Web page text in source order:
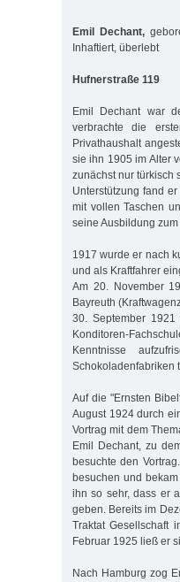
Emil Dechant,
Inhaftiert, überlebt
Hufnerstraße 119
Emil Dechant war
verbrachte die
Privathaushalt
sie ihn 1905 im Alter
zunächst nur türkisch
Unterstützung fand
mit vollen Taschen
seine Ausbildung
1917 wurde er nach
und als Kraftfahrer
Am 20. November
Bayreuth
30. September
Konditoren-
Kenntnisse
Schokoladenfabriken
Auf die "Ernsten
August 1924 durch
Vortrag mit dem
Emil Dechant, zu
besuchte den
besuchen und
ihn so sehr, dass er
geben. Bereits im
Traktat Gesellschaft
Februar 1925 ließ er
Nach Hamburg zog